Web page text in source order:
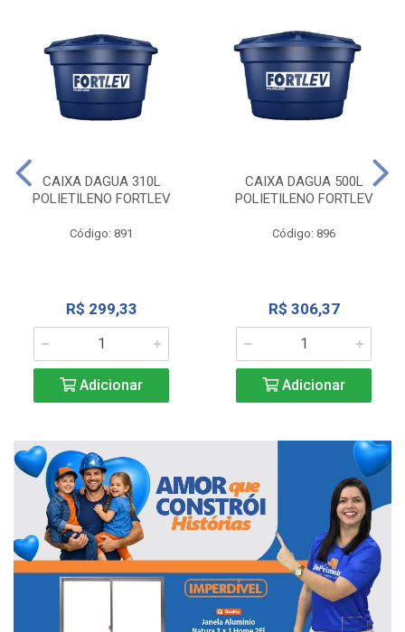
CAIXA DAGUA 310L
POLIETILENO FORTLEV
Código: 891
R$ 299,33
Adicionar
CAIXA DAGUA 500L
POLIETILENO FORTLEV
Código: 896
R$ 306,37
Adicionar